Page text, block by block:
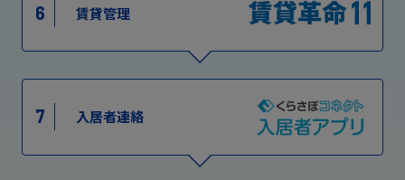
6 賃貸管理
7 入居者連絡